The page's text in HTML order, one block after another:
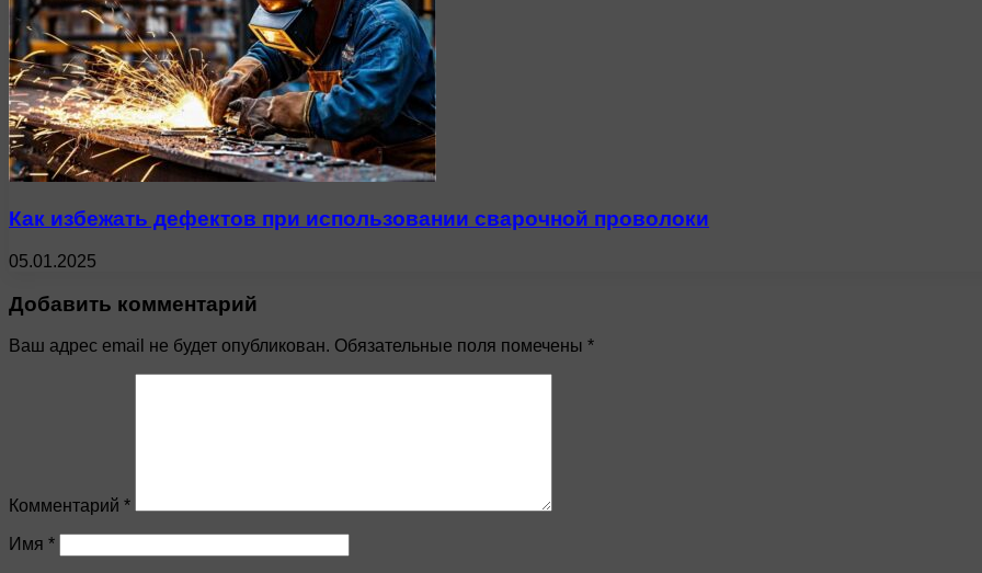
Как избежать дефектов при использовании сварочной проволоки
05.01.2025
Добавить комментарий
Ваш адрес email не будет опубликован. Обязательные поля помечены *
Комментарий *
Имя *